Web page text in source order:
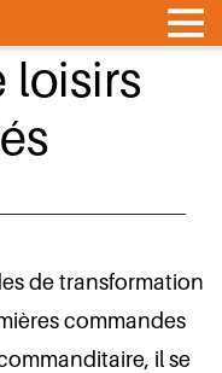
loisirs
de transformation
commandes
il se